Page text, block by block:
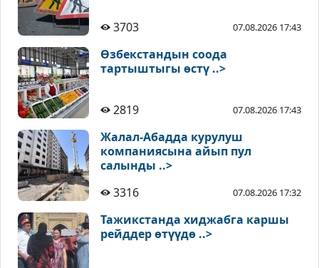
3703 07.08.2026 17:43
Өзбекстандын соода
тартыштыгы өстү ..>
2819 07.08.2026 17:43
Жалал-Абадда курулуш
компаниясына айып пул
салынды ..>
3316
07.08.2026 17:32
Тажикстанда хиджабга каршы
рейддер өтүүдө ..>